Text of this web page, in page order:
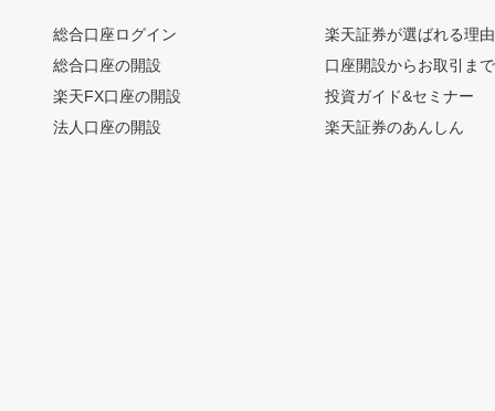
総合口座ログイン
総合口座の開設
楽天FX口座の開設
法人口座の開設
楽天証券が選ばれる理由
口座開設からお取引ま
投資ガイド&セミナー
楽天証券のあんしん